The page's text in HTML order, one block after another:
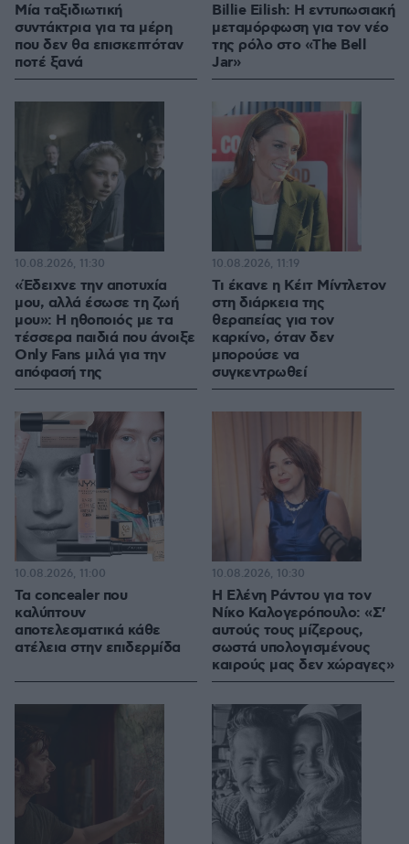
Μία ταξιδιωτική
συντάκτρια για τα μέρη
που δεν θα επισκεπτόταν
ποτέ ξανά
Billie Eilish: Η εντυπωσιακή
μεταμόρφωση για τον νέο
της ρόλο στο «The Bell
Jar»
«Έδειχνε την αποτυχία
μου, αλλά έσωσε τη ζωή
μου»: Η ηθοποιός με τα
τέσσερα παιδιά που άνοιξε
Only Fans μιλά για την
απόφασή της
10.08.2026, 11:30
Τι έκανε η Κέιτ Μίντλετον
στη διάρκεια της
θεραπείας για τον
καρκίνο, όταν δεν
μπορούσε να
συγκεντρωθεί
10.08.2026, 11:19
Τα concealer που
καλύπτουν
αποτελεσματικά κάθε
ατέλεια στην επιδερμίδα
10.08.2026, 11:00
Η Ελένη Ράντου για τον
Νίκο Καλογερόπουλο: «Σ’
αυτούς τους μίζερους,
σωστά υπολογισμένους
καιρούς μας δεν χώραγες»
10.08.2026, 10:30